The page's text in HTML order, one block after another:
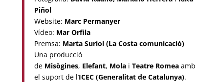
Piñol
Website: Marc Permanyer
Vídeo: Mar Orfila
Premsa: Marta Suriol (La Costa comunicació)
Una producció
de Misògines, Elefant, Mola i Teatre Romea amb
el suport de l’ICEC (Generalitat de Catalunya).